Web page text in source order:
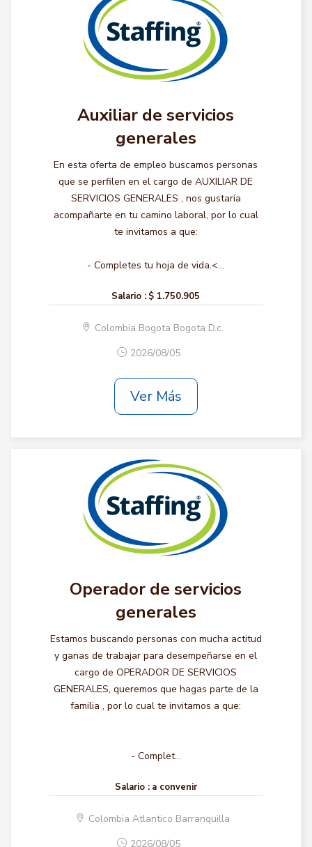
Auxiliar de servicios
generales
En esta oferta de empleo buscamos personas
que se perfilen en el cargo de AUXILIAR DE
SERVICIOS GENERALES , nos gustaría
acompañarte en tu camino laboral, por lo cual
te invitamos a que:
- Completes tu hoja de vida.<...
Salario : $ 1.750.905
Colombia Bogota Bogota D.c.
2026/08/05
Ver Más
Operador de servicios
generales
Estamos buscando personas con mucha actitud
y ganas de trabajar para desempeñarse en el
cargo de OPERADOR DE SERVICIOS
GENERALES, queremos que hagas parte de la
familia , por lo cual te invitamos a que:
- Complet...
Salario : a convenir
Colombia Atlantico Barranquilla
2026/08/05